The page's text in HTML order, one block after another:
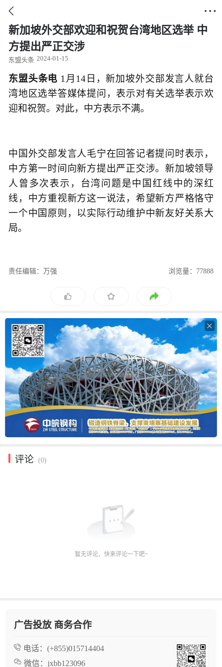
 
新加坡外交部欢迎和祝贺台湾地区选举 中
方提出严正交涉
东盟头条 2024-01-15
东盟头条电 1月14日，新加坡外交部发言人就台
湾地区选举答媒体提问，表示对有关选举表示欢
迎和祝贺。对此，中方表示不满。
中国外交部发言人毛宁在回答记者提问时表示，
中方第一时间向新方提出严正交涉。新加坡领导
人曾多次表示，台湾问题是中国红线中的深红
线，中方重视新方这一说法，希望新方严格恪守
一个中国原则，以实际行动维护中新友好关系大
局。
责任编辑：万强 浏览量：77888

评论 (0)
广告投放 商务合作
电话： (+855)015714404
微信： jxbb123096